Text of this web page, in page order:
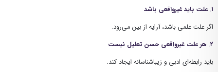
۱. علت باید غیرواقعی باشد
اگر علت علمی باشد، آرایه از بین می‌رود.
۲. هر علت غیرواقعی حسن تعلیل نیست
باید رابطه‌ای ادبی و زیباشناسانه ایجاد کند.